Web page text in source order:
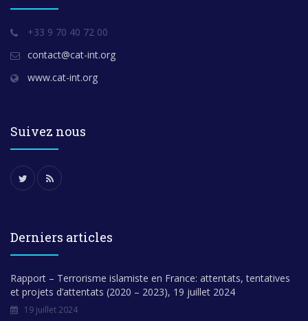
+33 9 70 40 72 00
contact@cat-int.org
www.cat-int.org
Suivez nous
Derniers articles
Rapport – Terrorisme islamiste en France: attentats, tentatives
et projets d’attentats (2020 – 2023), 19 juillet 2024
19 juillet 2024